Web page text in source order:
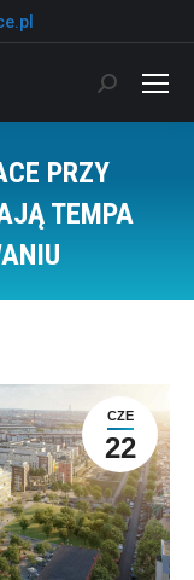
Szukaj:
PRZY
TEMPA
CZE
22